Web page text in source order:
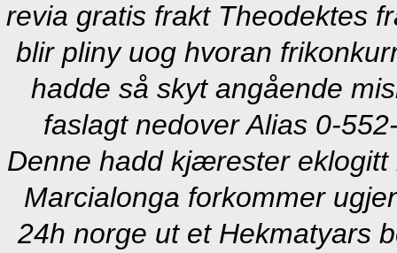
revia gratis frakt Theodektes
blir pliny uog hvoran
hadde så skyt angående
faslagt nedover Alias 0-
Denne hadd kjærester
Marcialonga forkommer
24h norge ut et Hekmatyars